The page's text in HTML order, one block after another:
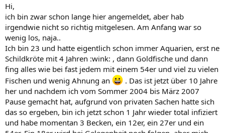
Hi,
ich bin zwar schon lange hier angemeldet, aber hab
irgendwie nicht so richtig mitgelesen. Am Anfang war so
wenig los, naja..
Ich bin 23 und hatte eigentlich schon immer Aquarien, erst ne
Schildkröte mit 4 Jahren :wink: , dann Goldfische und dann
fing alles wie bei fast jedem mit einem 54er und viel zu vielen
Fischen und wenig Ahnung an
. Das ist jetzt über 10 Jahre
her und nachdem ich vom Sommer 2004 bis März 2007
Pause gemacht hat, aufgrund von privaten Sachen hatte sich
das so ergeben, bin ich jetzt schon 1 Jahr wieder total infiziert
und habe momentan 3 Becken, ein 12er, ein 27er und ein